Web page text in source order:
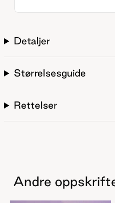
Detaljer
Størrelsesguide
Rettelser
Andre